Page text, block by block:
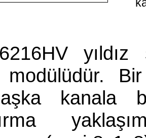
6216HV
modülüdür.
kanala